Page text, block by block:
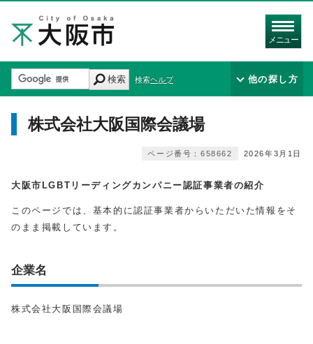
メニュー
検索 検索ヘルプ 他の探し方
株式会社大阪国際会議場
2026年3月1日
ページ番号：658662
大阪市LGBTリーディングカンパニー認証事業者の紹介
このページでは、基本的に認証事業者からいただいた情報をそ
のまま掲載しています。
企業名
株式会社大阪国際会議場